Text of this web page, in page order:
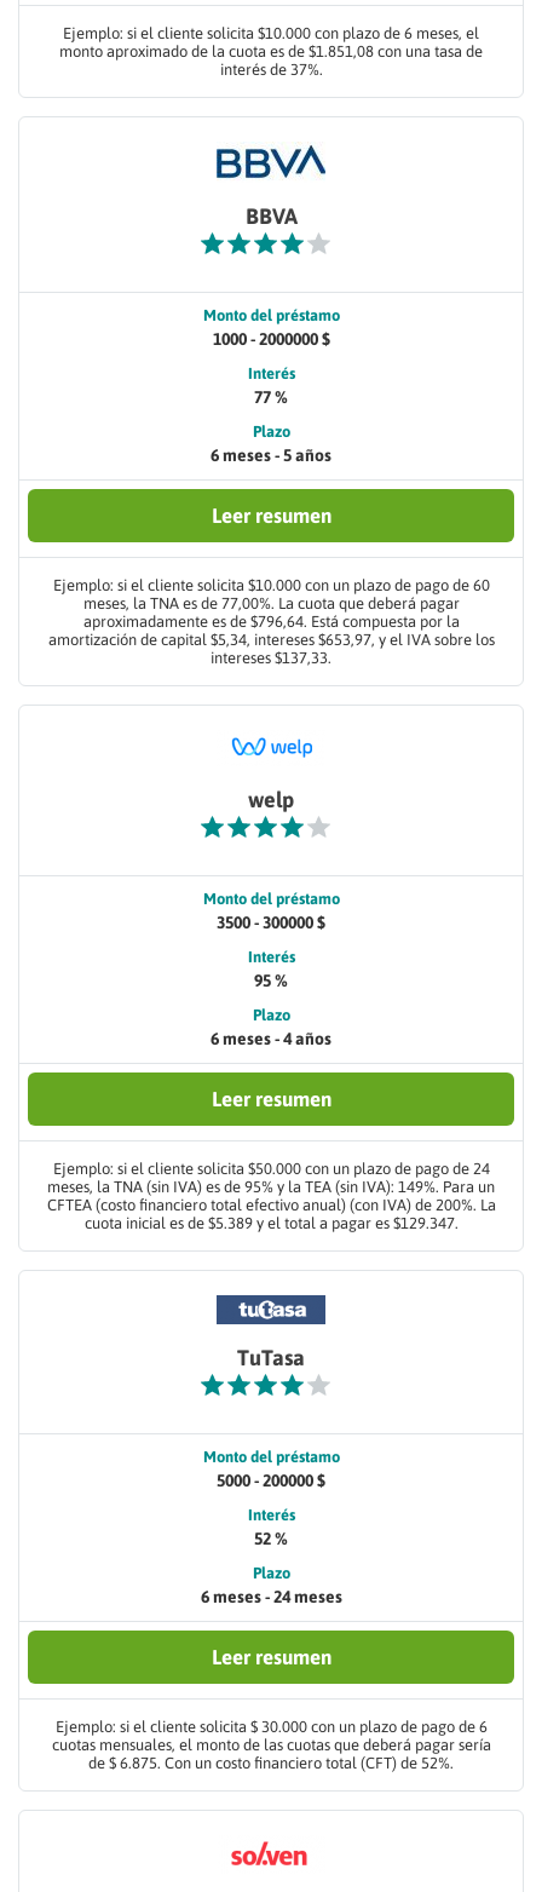
Ejemplo: si el cliente solicita $10.000 con plazo de 6 meses, el
monto aproximado de la cuota es de $1.851,08 con una tasa de
interés de 37%.
BBVA
Monto del préstamo
1000 - 2000000 $
Interés
77 %
Plazo
6 meses - 5 años
Leer resumen
Ejemplo: si el cliente solicita $10.000 con un plazo de pago de 60
meses, la TNA es de 77,00%. La cuota que deberá pagar
aproximadamente es de $796,64. Está compuesta por la
amortización de capital $5,34, intereses $653,97, y el IVA sobre los
intereses $137,33.
welp
Monto del préstamo
3500 - 300000 $
Interés
95 %
Plazo
6 meses - 4 años
Leer resumen
Ejemplo: si el cliente solicita $50.000 con un plazo de pago de 24
meses, la TNA (sin IVA) es de 95% y la TEA (sin IVA): 149%. Para un
CFTEA (costo financiero total efectivo anual) (con IVA) de 200%. La
cuota inicial es de $5.389 y el total a pagar es $129.347.
TuTasa
Monto del préstamo
5000 - 200000 $
Interés
52 %
Plazo
6 meses - 24 meses
Leer resumen
Ejemplo: si el cliente solicita $ 30.000 con un plazo de pago de 6
cuotas mensuales, el monto de las cuotas que deberá pagar sería
de $ 6.875. Con un costo financiero total (CFT) de 52%.